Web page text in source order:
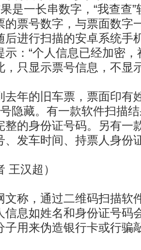
是一长串数字，“我查查
的票号数字，与票面数字
后进行扫描的安卓系统手
：“个人信息已经加密，
，只显示票号信息，不显
年的旧车票，票面印有
隐藏。有一款软件扫描
整的身份证号码。另有一
、发车时间、持票人身份
汉超）
称，通过二维码扫描软
信息如姓名和身份证号码
子用来伪造银行卡或行骗